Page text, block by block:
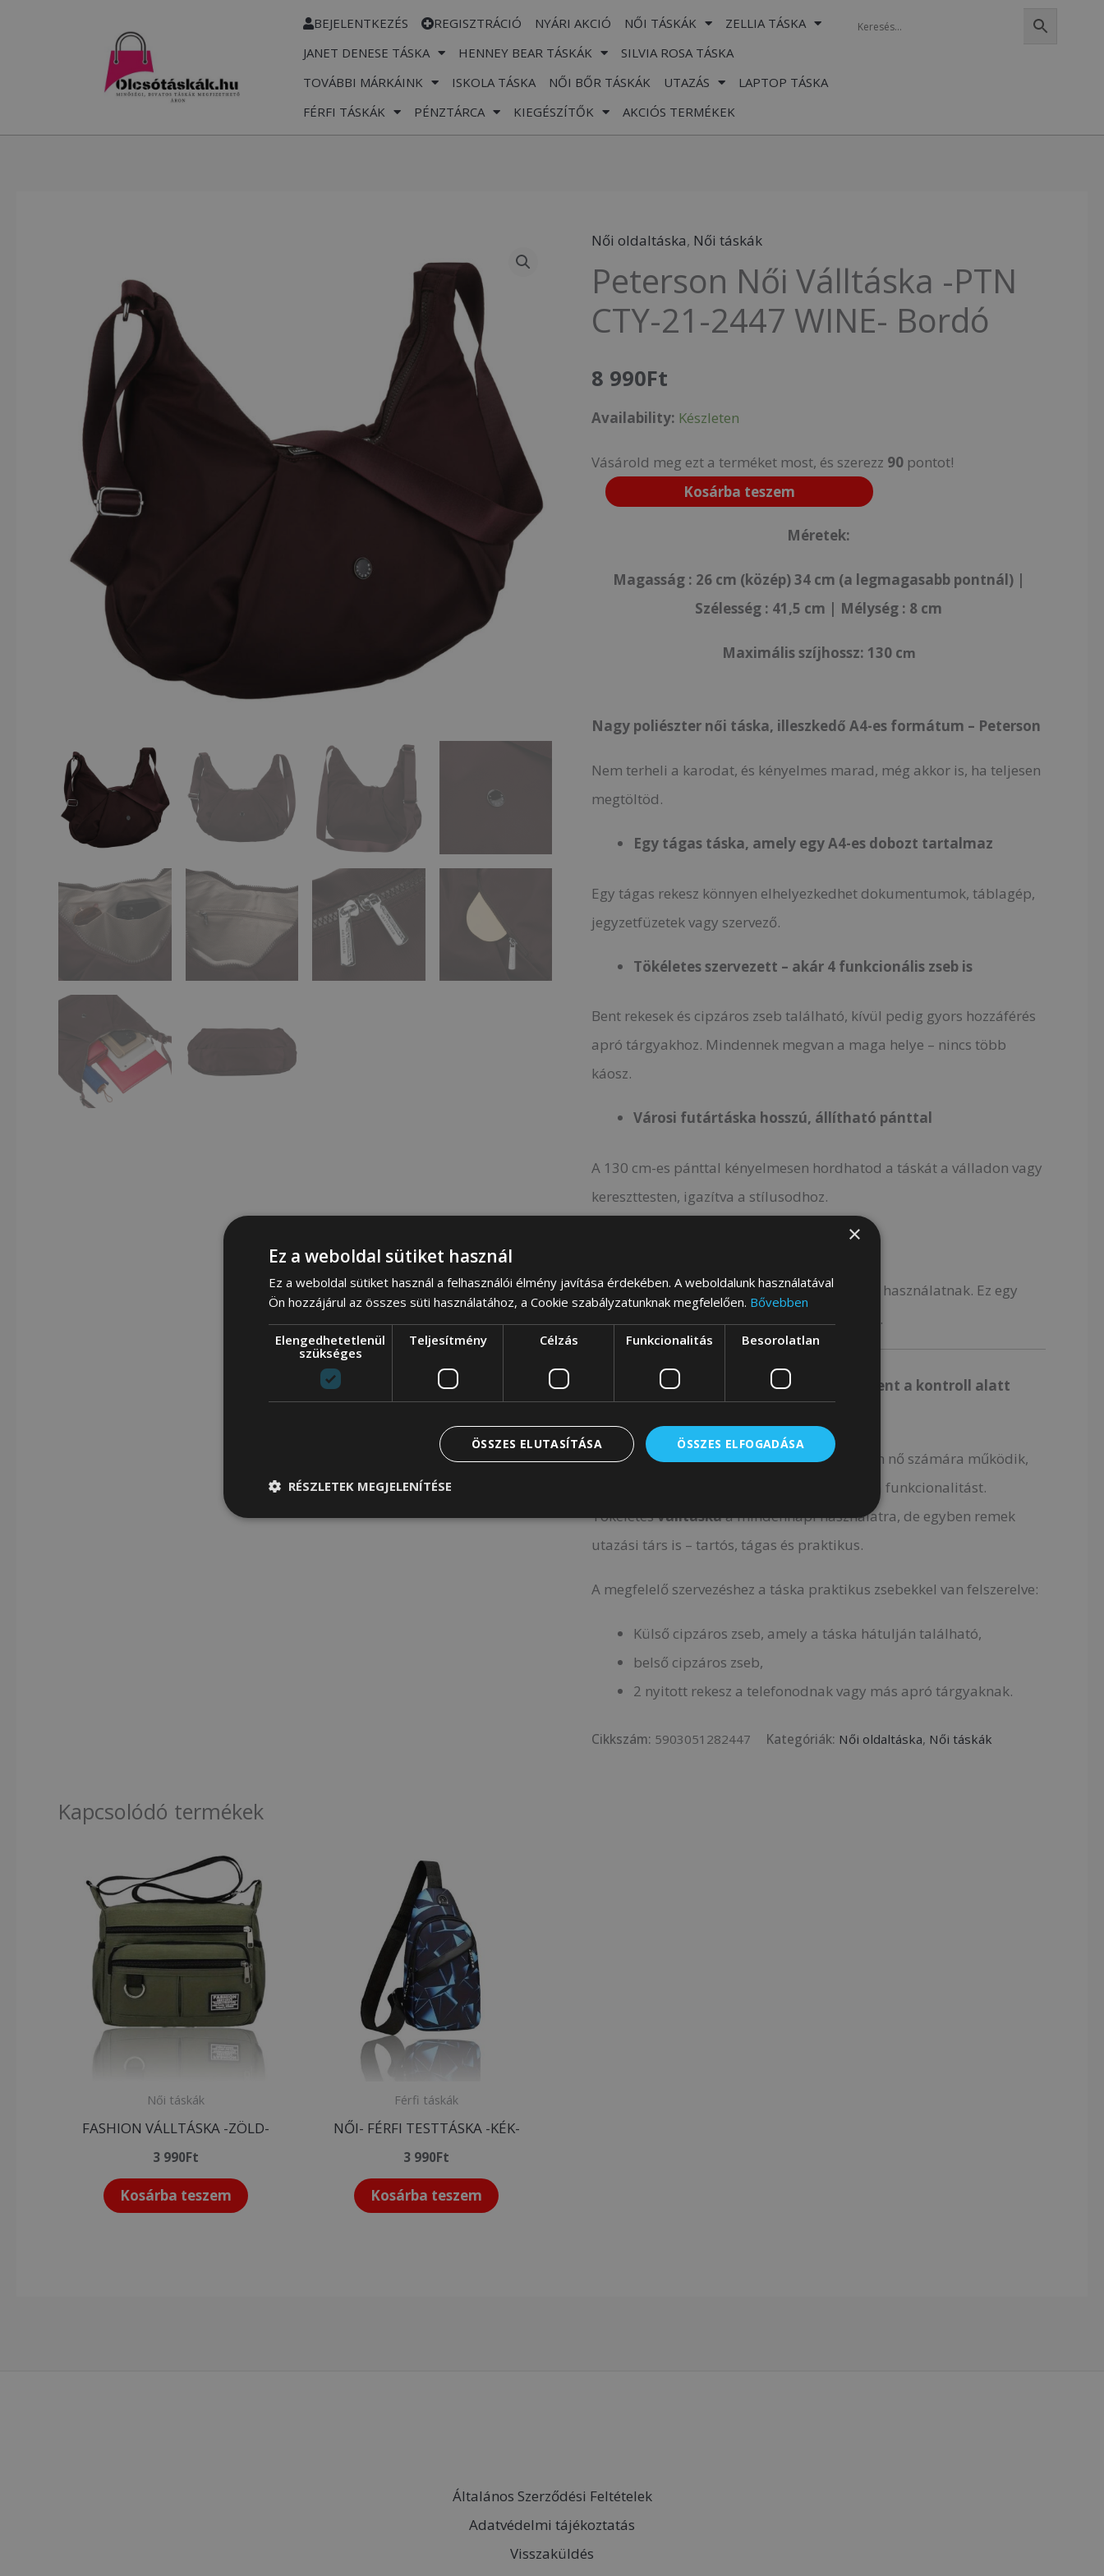
BEJELENTKEZÉS REGISZTRÁCIÓ NYÁRI AKCIÓ NŐI TÁSKÁK
ZELLIA TÁSKA
JANET DENESE TÁSKA
HENNEY BEAR TÁSKÁK
SILVIA ROSA TÁSKA
TOVÁBBI MÁRKÁINK
ISKOLA TÁSKA NŐI BŐR TÁSKÁK UTAZÁS
LAPTOP TÁSKA
FÉRFI TÁSKÁK
PÉNZTÁRCA KIEGÉSZÍTŐK AKCIÓS TERMÉKEK
Női oldaltáska, Női táskák
Peterson Női Válltáska -PTN
CTY-21-2447 WINE- Bordó
8 990Ft
Availability: Készleten
Vásárold meg ezt a terméket most, és szerezz 90 pontot!
Peterson
Női
Válltáska
-
CTY-
21-
WINE-
Bordó
Kosárba teszem
Méretek:
Magasság : 26 cm (közép)34 cm (a legmagasabb pontnál) |
Szélesség : 41,5 cm | Mélység : 8 cm
Maximális szíjhossz: 130 cm
Nagy poliészter női táska, illeszkedő A4-es formátum – Peterson
Nem terheli a karodat, és kényelmes marad, még akkor is, ha teljesen
megtöltöd.
Egy tágas táska, amely egy A4-es dobozt tartalmaz
Egy tágas rekesz könnyen elhelyezkedhet dokumentumok, táblagép,
jegyzetfüzetek vagy szervező.
Tökéletes szervezett – akár 4 funkcionális zseb is
Bent rekesek és cipzáros zseb található, kívül pedig gyors hozzáférés
apró tárgyakhoz. Mindennek megvan a maga helye – nincs több
káosz.
Városi futártáska hosszú, állítható pánttal
A 130 cm-es pánttal kényelmesen hordhatod a táskát a válladon vagy
kereszttesten, igazítva a stílusodhoz.
Tartósság, amiben számíthatsz
Masszív poliészterből készült, ellenáll a napi használatnak. Ez egy
olyan modell, amely hosszú ideig kísérni fog.
Olyan nőknek készült, akik szeretik mindent a kontroll alatt
Ezaz urban messenger táskaminden olyan nő számára működik,
aki értékeli a könnyedséget, a kényelmet és a funkcionalitást.
Tökéletesválltáskaa mindennapi használatra, de egyben remek
utazási társ is – tartós, tágas és praktikus.
A megfelelő szervezéshez a táska praktikus zsebekkel van felszerelve:
Külső cipzáros zseb, amely a táska hátulján található,
belső cipzáros zseb,
2 nyitott rekesz a telefonodnak vagy más apró tárgyaknak.
Cikkszám: 5903051282447 Kategóriák: Női oldaltáska, Női táskák
Kapcsolódó termékek
Női táskák
FASHION VÁLLTÁSKA -ZÖLD-
3 990Ft
Kosárba teszem
Férfi táskák
NŐI- FÉRFI TESTTÁSKA -KÉK-
3 990Ft
Kosárba teszem
Általános Szerződési Feltételek
Adatvédelmi tájékoztatás
Visszaküldés
×
Ez a weboldal sütiket használ
Ez a weboldal sütiket használ a felhasználói élmény javítása érdekében. A weboldalunk használatával
Ön hozzájárul az összes süti használatához, a Cookie szabályzatunknak megfelelően. Bővebben
Elengedhetetlenül
szükséges
Teljesítmény Célzás Funkcionalitás Besorolatlan
ÖSSZES ELFOGADÁSA
ÖSSZES ELUTASÍTÁSA
RÉSZLETEK MEGJELENÍTÉSE